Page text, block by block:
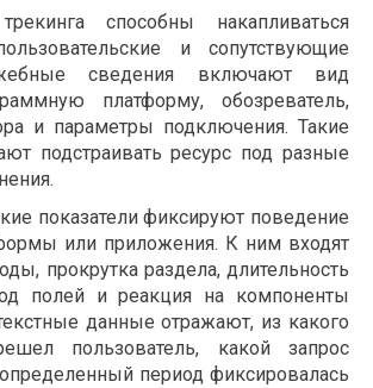
способны накапливаться
и сопутствующие
сведения включают вид
платформу, обозреватель,
и параметры подключения. Такие
подстраивать ресурс под разные
показатели фиксируют поведение
или приложения. К ним входят
прокрутка раздела, длительность
полей и реакция на компоненты
данные отражают, из какого
пользователь, какой запрос
период фиксировалась